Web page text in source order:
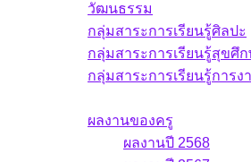
วัฒนธรรม
กลุ่มสาระการเรียนรู้ศิลปะ
กลุ่มสาระการเรียนรู้สุขศึ
กลุ่มสาระการเรียนรู้การง
ผลงานของครู
ผลงานปี 2568